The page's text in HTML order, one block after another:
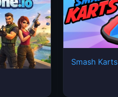
Smash Karts